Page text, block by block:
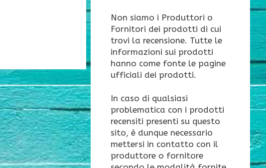
Non siamo i Produttori o
Fornitori dei prodotti di cui
trovi la recensione. Tutte le
informazioni sui prodotti
hanno come fonte le pagine
ufficiali dei prodotti.
In caso di qualsiasi
problematica con i prodotti
recensiti presenti su questo
sito, è dunque necessario
mettersi in contatto con il
produttore o fornitore